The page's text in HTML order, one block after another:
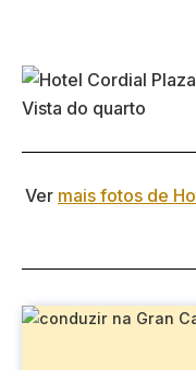
Ver mais fotos de